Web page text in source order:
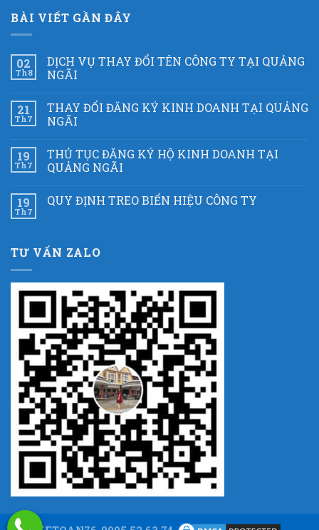
BÀI VIẾT GẦN ĐÂY
02
Th8
DỊCH VỤ THAY ĐỔI TÊN CÔNG TY TẠI QUẢNG
NGÃI
21
Th7
THAY ĐỔI ĐĂNG KÝ KINH DOANH TẠI QUẢNG
NGÃI
19
Th7
THỦ TỤC ĐĂNG KÝ HỘ KINH DOANH TẠI
QUẢNG NGÃI
19
Th7
QUY ĐỊNH TREO BIỂN HIỆU CÔNG TY
TƯ VẤN ZALO